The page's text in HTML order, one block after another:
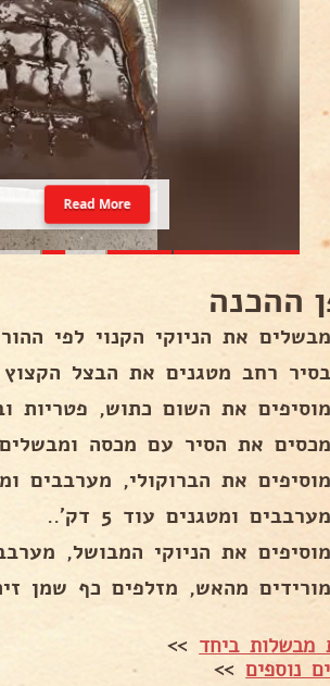
Read More
ההכנה
מבשלים את הניוקי הקנוי לפי
בסיר רחב מטגנים את הבצל הקצוץ עם 2 כפות שמן זית עד
מוסיפים את השום כתוש, פטריות
מכסים את הסיר עם מכסה ומבשלים כ- 10 דק' עד שהבטטה
מוסיפים את הברוקולי,
מערבבים ומטגנים עוד 5 דק'..
מוסיפים את הניוקי המבושל,
מורידים מהאש, מזלפים כף שמן
מבשלות ביחד >>
נוספים>>